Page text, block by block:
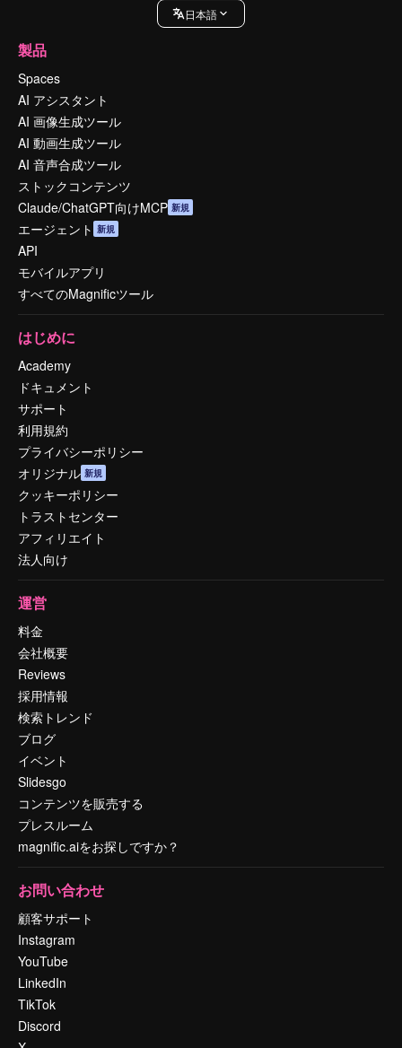
日本語
製品
Spaces
AI アシスタント
AI 画像生成ツール
AI 動画生成ツール
AI 音声合成ツール
ストックコンテンツ
Claude/ChatGPT向けMCP 新規
エージェント 新規
API
モバイルアプリ
すべてのMagnificツール
はじめに
Academy
ドキュメント
サポート
利用規約
プライバシーポリシー
オリジナル 新規
クッキーポリシー
トラストセンター
アフィリエイト
法人向け
運営
料金
会社概要
Reviews
採用情報
検索トレンド
ブログ
イベント
Slidesgo
コンテンツを販売する
プレスルーム
magnific.aiをお探しですか？
お問い合わせ
顧客サポート
Instagram
YouTube
LinkedIn
TikTok
Discord